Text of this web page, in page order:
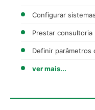
Configurar
Prestar consultoria
Definir parâmetros
ver mais...